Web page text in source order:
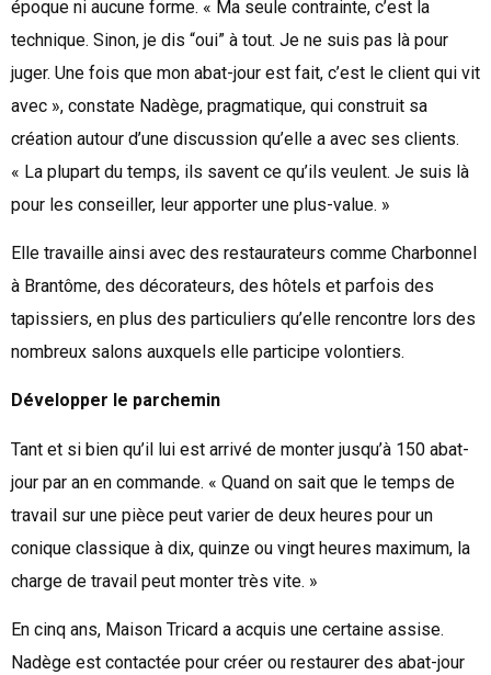
époque ni aucune forme. « Ma seule contrainte, c’est la
technique. Sinon, je dis “oui” à tout. Je ne suis pas là pour
juger. Une fois que mon abat-jour est fait, c’est le client qui vit
avec », constate Nadège, pragmatique, qui construit sa
création autour d’une discussion qu’elle a avec ses clients.
« La plupart du temps, ils savent ce qu’ils veulent. Je suis là
pour les conseiller, leur apporter une plus-value. »
Elle travaille ainsi avec des restaurateurs comme Charbonnel
à Brantôme, des décorateurs, des hôtels et parfois des
tapissiers, en plus des particuliers qu’elle rencontre lors des
nombreux salons auxquels elle participe volontiers.
Développer le parchemin
Tant et si bien qu’il lui est arrivé de monter jusqu’à 150 abat-
jour par an en commande. « Quand on sait que le temps de
travail sur une pièce peut varier de deux heures pour un
conique classique à dix, quinze ou vingt heures maximum, la
charge de travail peut monter très vite. »
En cinq ans, Maison Tricard a acquis une certaine assise.
Nadège est contactée pour créer ou restaurer des abat-jour